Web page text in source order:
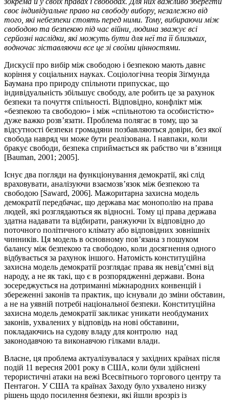
своє індивідуальне право на свободу вибору, незалежно від
того, які небезпеки стоять перед ними. Тому, вибираючи між
свободою та безпекою під час війни, людина зважує всі
серйозні наслідки, які можуть бути для неї та її близьких,
водночас зіставляючи все це зі своїми цінностями.
Дискусії про вибір між свободою і безпекою мають давнє
коріння у соціальних науках. Соціологічна теорія Зіґмунда
Баумана про природу спільноти припускає, що
індивідуальність збільшує свободу, але робить це за рахунок
безпеки та почуття спільності. Відповідно, конфлікт між
«безпекою та свободою» і між «спільнотою та особистістю»
дуже важко розв’язати. Проблема полягає в тому, що за
відсутності безпеки громадяни позбавляються довіри, без якої
свобода навряд чи може бути реалізована. І навпаки, коли
бракує свободи, безпека сприймається як рабство чи в’язниця
[Bauman, 2001; 2005].
Існує два погляди на функціонування демократії, які слід
враховувати, аналізуючи взаємозв’язок між безпекою та
свободою [Saward, 2006]. Мажоритарна захисна модель
демократії передбачає, що держава має монополію на права
людей, які розглядаються як відносні. Тому ці права держава
здатна надавати та відбирати, ранжуючи їх відповідно до
поточного політичного клімату або відповідних зовнішніх
чинників. Ця модель в основному пов’язана з пошуком
балансу між безпекою та свободою, коли досягнення одного
відбувається за рахунок іншого. Натомість конституційна
захисна модель демократії розглядає права як невід’ємні від
народу, а не як такі, що є в розпорядженні держави. Вона
зосереджується на дотриманні міжнародних конвенцій і
збереженні законів та практик, що існували до зміни обставин,
а не на уявній потребі національної безпеки. Конституційна
захисна модель демократії закликає уникати необдуманих
законів, ухвалених у відповідь на нові обставини,
покладаючись на судову владу для контролю над
законодавчою та виконавчою гілками влади.
Власне, ця проблема актуалізувалася у західних країнах після
подій 11 вересня 2001 року в США, коли були здійснені
терористичні атаки на вежі Всесвітнього торгового центру та
Пентагон. У США та країнах Заходу було ухвалено низку
рішень щодо посилення безпеки, які йшли врозріз із